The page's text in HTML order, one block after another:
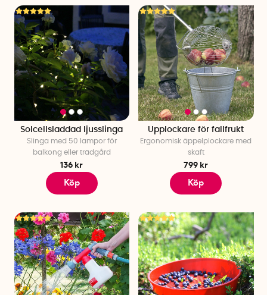
Solcellsladdad ljusslinga
Slinga med 50 lampor för
balkong eller trädgård
136 kr
Köp
Upplockare för fallfrukt
Ergonomisk äppelplockare med
skaft
799 kr
Köp